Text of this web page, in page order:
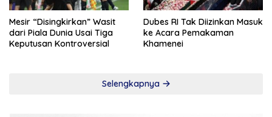
Mesir “Disingkirkan” Wasit
dari Piala Dunia Usai Tiga
Keputusan Kontroversial
Dubes RI Tak Diizinkan Masuk
ke Acara Pemakaman
Khamenei
Selengkapnya